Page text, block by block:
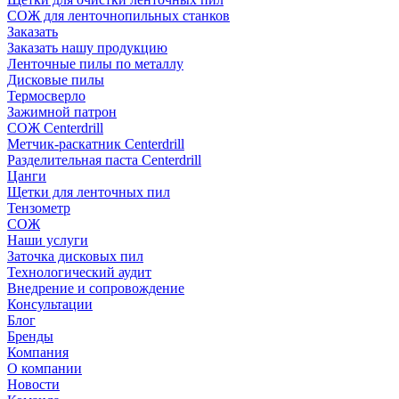
СОЖ для ленточнопильных станков
Заказать
Заказать нашу продукцию
Ленточные пилы по металлу
Дисковые пилы
Термосверло
Зажимной патрон
СОЖ Centerdrill
Метчик-раскатник Centerdrill
Разделительная паста Centerdrill
Цанги
Щетки для ленточных пил
Тензометр
СОЖ
Наши услуги
Заточка дисковых пил
Технологический аудит
Внедрение и сопровождение
Консультации
Блог
Бренды
Компания
О компании
Новости